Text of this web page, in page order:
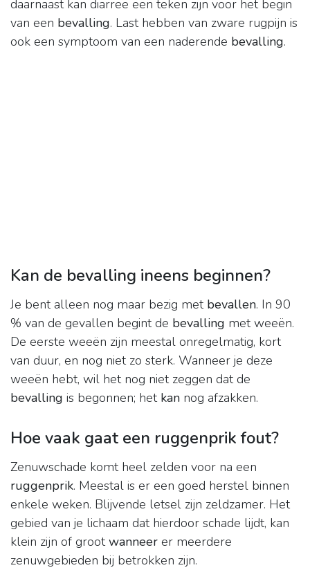
daarnaast kan diarree een teken zijn voor het begin
van een bevalling. Last hebben van zware rugpijn is
ook een symptoom van een naderende bevalling.
Kan de bevalling ineens beginnen?
Je bent alleen nog maar bezig met bevallen. In 90
% van de gevallen begint de bevalling met weeën.
De eerste weeën zijn meestal onregelmatig, kort
van duur, en nog niet zo sterk. Wanneer je deze
weeën hebt, wil het nog niet zeggen dat de
bevalling is begonnen; het kan nog afzakken.
Hoe vaak gaat een ruggenprik fout?
Zenuwschade komt heel zelden voor na een
ruggenprik. Meestal is er een goed herstel binnen
enkele weken. Blijvende letsel zijn zeldzamer. Het
gebied van je lichaam dat hierdoor schade lijdt, kan
klein zijn of grootwanneer er meerdere
zenuwgebieden bij betrokken zijn.